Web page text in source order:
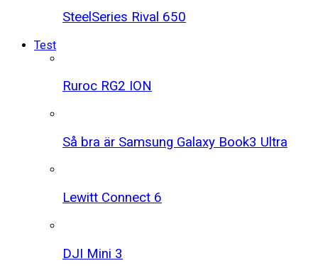
SteelSeries Rival 650
Test
Ruroc RG2 ION
Så bra är Samsung Galaxy Book3 Ultra
Lewitt Connect 6
DJI Mini 3